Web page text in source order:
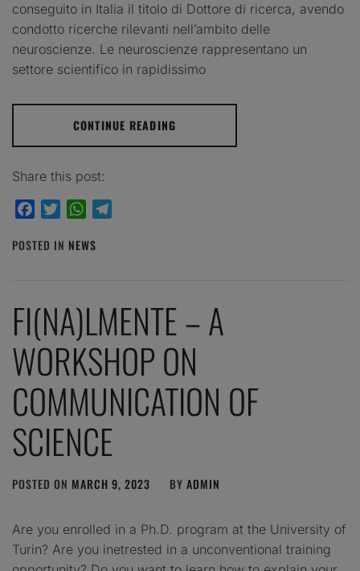
conseguito in Italia il titolo di Dottore di ricerca, avendo
condotto ricerche rilevanti nell’ambito delle
neuroscienze. Le neuroscienze rappresentano un
settore scientifico in rapidissimo
CONTINUE READING
Share this post:
FacebookTwitterWhatsApp
POSTED IN NEWS
FI(NA)LMENTE – A
WORKSHOP ON
COMMUNICATION OF
SCIENCE
POSTED ON MARCH 9, 2023 BY ADMIN
Are you enrolled in a Ph.D. program at the University of
Turin? Are you inetrested in a unconventional training